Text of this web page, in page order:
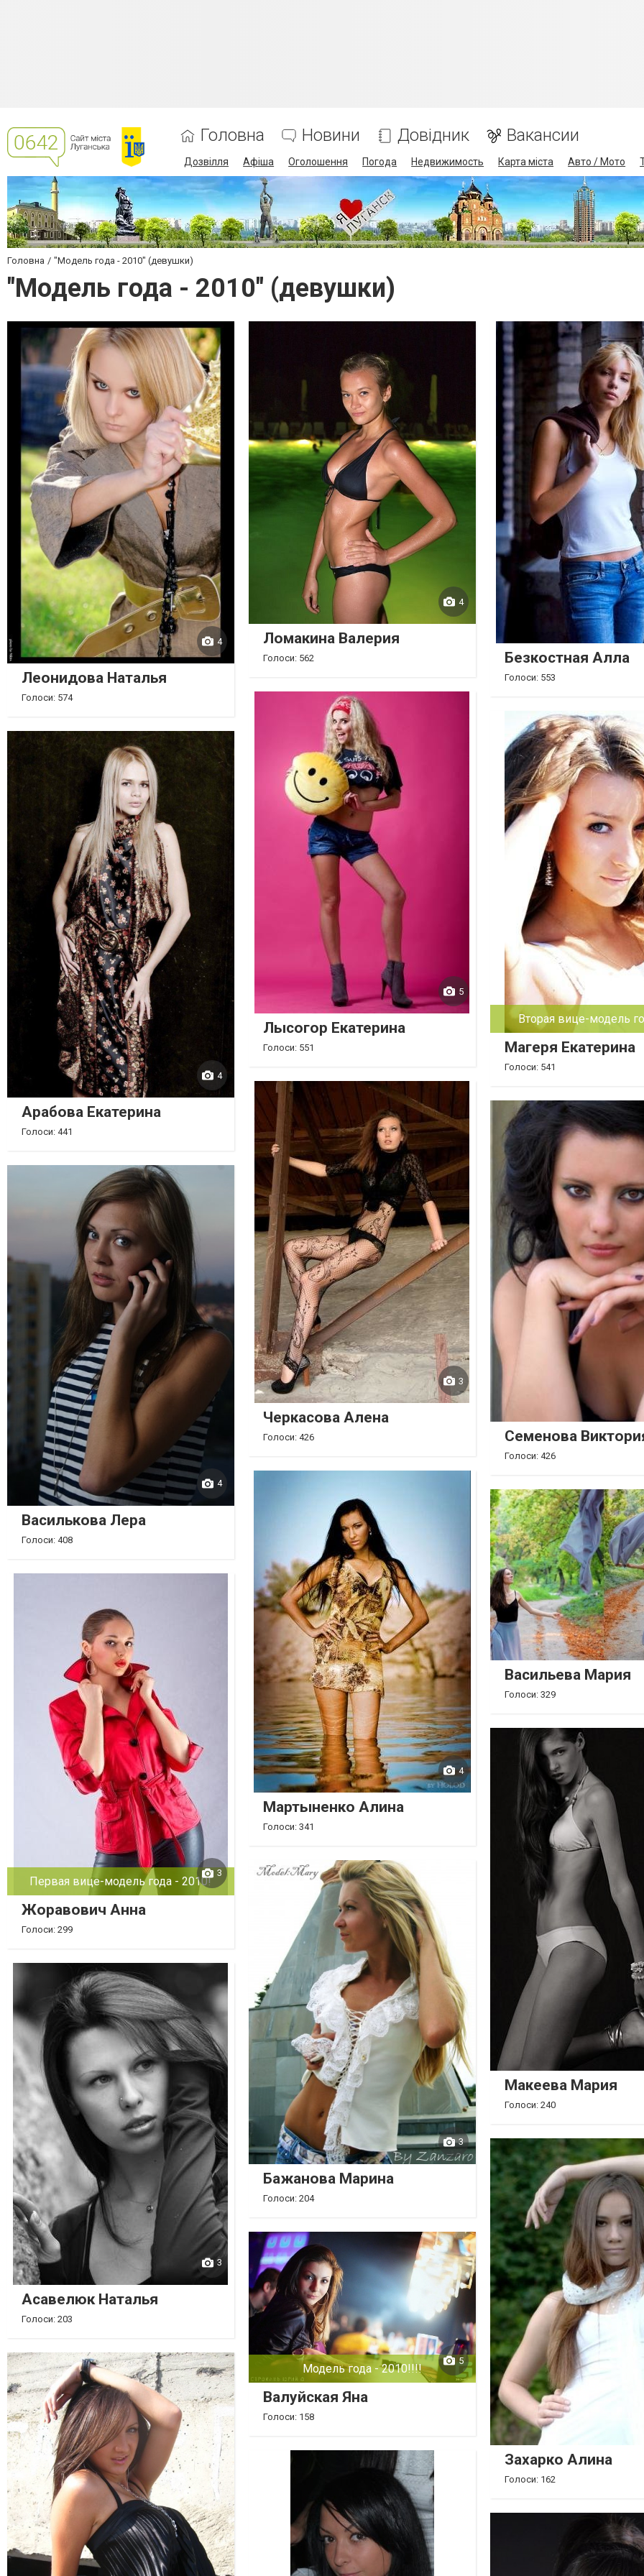
Головна Новини Довідник Вакансии
Дозвілля Афіша Оголошення Погода Недвижимость Карта міста Авто / Мото
Головна "Модель года - 2010" (девушки)
"Модель года - 2010" (девушки)
4
Леонидова Наталья
Голоси: 574
4
Ломакина Валерия
Голоси: 562 Безкостная Алла
Голоси: 553
5
Лысогор Екатерина
Голоси: 551
Вторая вице-модель
Магеря Екатерина
Голоси: 541
4
Арабова Екатерина
Голоси: 441
3
Черкасова Алена
Голоси: 426 Семенова
Голоси: 426
4
Василькова Лера
Голоси: 408
4
Мартыненко Алина
Голоси: 341
Васильева Мария
Голоси: 329
Первая вице-модель года - 2010!
3
Жоравович Анна
Голоси: 299
Макеева Мария
Голоси: 240
3
Бажанова Марина
Голоси: 204
3
Асавелюк Наталья
Голоси: 203
Захарко Алина
Голоси: 162
Модель года - 2010!!!!
5
Валуйская Яна
Голоси: 158